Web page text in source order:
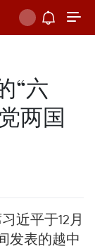
“六
两国
近平于12月
发表的越中